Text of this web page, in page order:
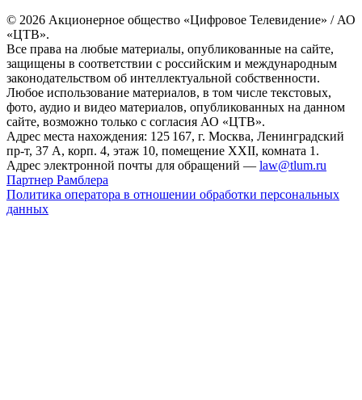
© 2026 Акционерное общество «Цифровое Телевидение» / АО
«ЦТВ».
Все права на любые материалы, опубликованные на сайте,
защищены в соответствии с российским и международным
законодательством об интеллектуальной собственности.
Любое использование материалов, в том числе текстовых,
фото, аудио и видео материалов, опубликованных на данном
сайте, возможно только с согласия АО «ЦТВ».
Адрес места нахождения: 125 167, г. Москва, Ленинградский
пр-т, 37 А, корп. 4, этаж 10, помещение XXII, комната 1.
Адрес электронной почты для обращений — law@tlum.ru
Партнер Рамблера
Политика оператора в отношении обработки персональных
данных